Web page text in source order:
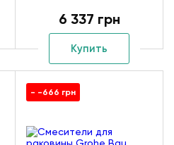
6 337 грн
Купить
- -666 грн